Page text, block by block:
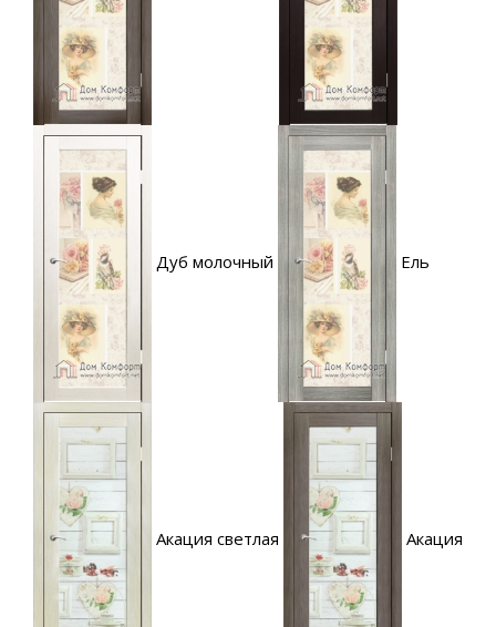
Дуб молочный Ель
Акация светлая Акация